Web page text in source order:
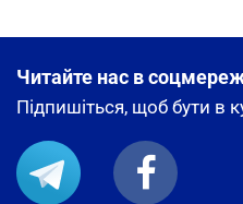
Читайте нас в
Підпишіться, щоб бути в